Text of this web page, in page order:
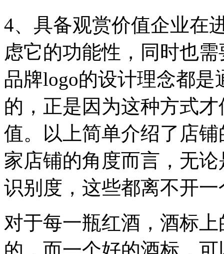
4、具备观赏价值企业在
虑它的功能性，同时也
品牌logo的设计理念都
的，正是因为这种方式
值。以上简单介绍了店
家店铺的角度而言，无
识别度，这些都离不开
对于每一瓶红酒，酒标
的，而一个好的酒标，